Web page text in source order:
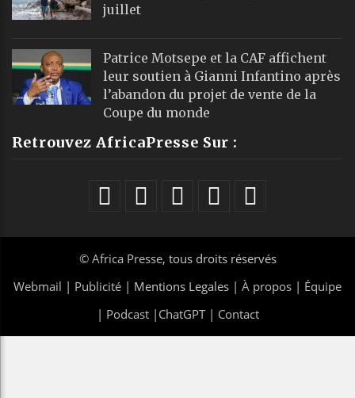
juillet
Patrice Motsepe et la CAF affichent
leur soutien à Gianni Infantino après
l’abandon du projet de vente de la
Coupe du monde
Retrouvez AfricaPresse Sur :
© Africa Presse, tous droits réservés
Webmail | Publicité | Mentions Legales | À propos | Équipe
| Podcast| ChatGPT| Contact